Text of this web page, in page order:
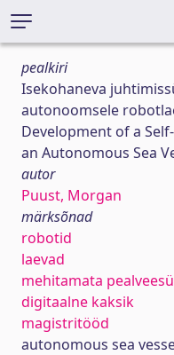
pealkiri
Isekohaneva
autonoomsele
Development of a
an Autonomous Sea
autor
Puust, Morgan
märksõnad
robotid
laevad
mehitamata
digitaalne kaksik
magistritööd
autonomous sea